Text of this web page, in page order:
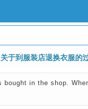
关于到服装店退换衣服的
bought in the shop.